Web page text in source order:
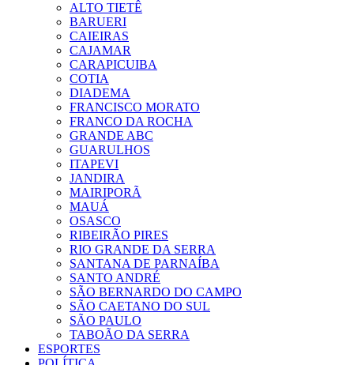
ALTO TIETÊ
BARUERI
CAIEIRAS
CAJAMAR
CARAPICUIBA
COTIA
DIADEMA
FRANCISCO MORATO
FRANCO DA ROCHA
GRANDE ABC
GUARULHOS
ITAPEVI
JANDIRA
MAIRIPORÃ
MAUÁ
OSASCO
RIBEIRÃO PIRES
RIO GRANDE DA SERRA
SANTANA DE PARNAÍBA
SANTO ANDRÉ
SÃO BERNARDO DO CAMPO
SÃO CAETANO DO SUL
SÃO PAULO
TABOÃO DA SERRA
ESPORTES